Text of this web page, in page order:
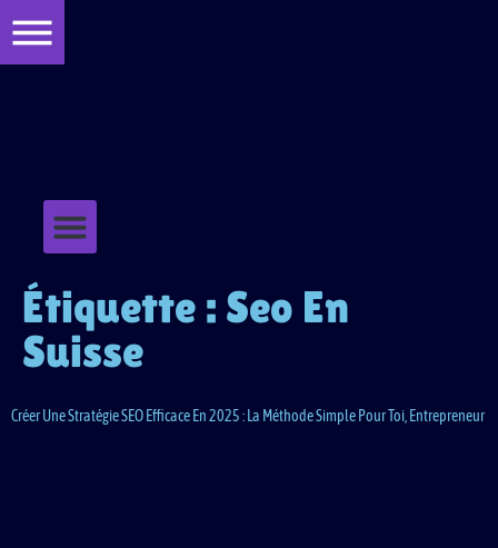
principal
Étiquette : Seo En
Suisse
Créer Une Stratégie SEO Efficace En 2025 : La Méthode Simple Pour Toi, Entrepreneur